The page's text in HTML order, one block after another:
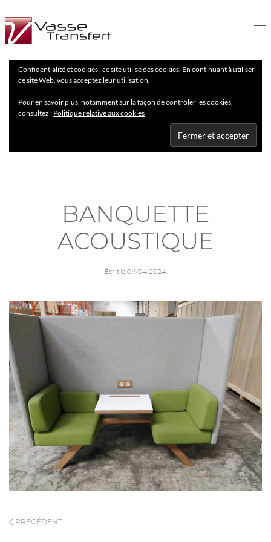
Confidentialité et cookies : ce site utilise des cookies. En continuant à utiliser
ce site Web, vous acceptez leur utilisation.
Pour en savoir plus, notamment sur la façon de contrôler les cookies,
consultez : Politique relative aux cookies
BANQUETTE
ACOUSTIQUE
Écrit le09/04/2024.
PRÉCÉDENT